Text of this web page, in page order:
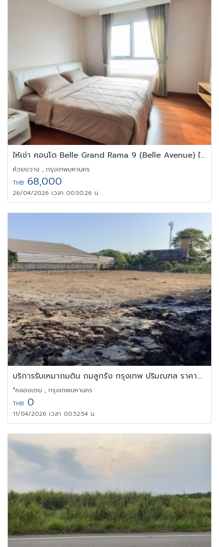
ให้เช่า คอนโด Belle Grand Rama 9 (Belle Avenue) ใกล้ MRT พระราม 9
ห้วยขวาง , กรุงเทพมหานคร
THB 68,000
26/04/2026 เวลา 00:50:26 น.
บริการรับเหมาถมดิน ถมลูกรัง กรุงเทพ ปริมณฑล ราคาถูก
*คลองเตย , กรุงเทพมหานคร
THB 0
11/04/2026 เวลา 00:52:54 น.